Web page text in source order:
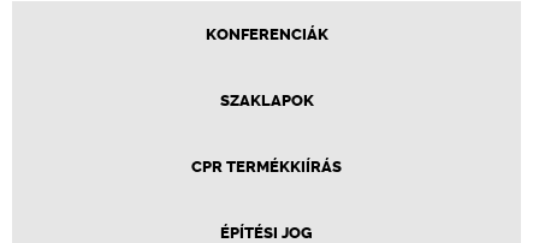
KONFERENCIÁK
SZAKLAPOK
CPR TERMÉKKIÍRÁS
ÉPÍTÉSI JOG